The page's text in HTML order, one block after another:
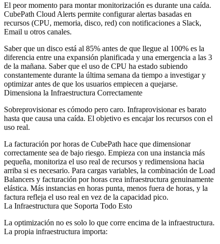
El peor momento para montar monitorización es durante una caída.
CubePath Cloud Alerts permite configurar alertas basadas en
recursos (CPU, memoria, disco, red) con notificaciones a Slack,
Email u otros canales.
Saber que un disco está al 85% antes de que llegue al 100% es la
diferencia entre una expansión planificada y una emergencia a las 3
de la mañana. Saber que el uso de CPU ha estado subiendo
constantemente durante la última semana da tiempo a investigar y
optimizar antes de que los usuarios empiecen a quejarse.
Dimensiona la Infraestructura Correctamente
Sobreprovisionar es cómodo pero caro. Infraprovisionar es barato
hasta que causa una caída. El objetivo es encajar los recursos con el
uso real.
La facturación por horas de CubePath hace que dimensionar
correctamente sea de bajo riesgo. Empieza con una instancia más
pequeña, monitoriza el uso real de recursos y redimensiona hacia
arriba si es necesario. Para cargas variables, la combinación de Load
Balancers y facturación por horas crea infraestructura genuinamente
elástica. Más instancias en horas punta, menos fuera de horas, y la
factura refleja el uso real en vez de la capacidad pico.
La Infraestructura que Soporta Todo Esto
La optimización no es solo lo que corre encima de la infraestructura.
La propia infraestructura importa: